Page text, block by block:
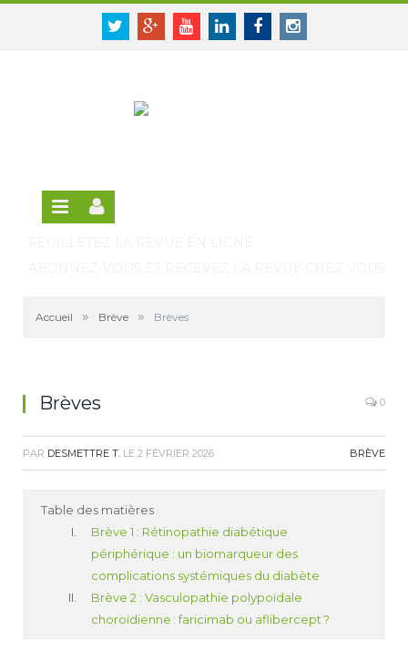
Panneau de gestion des cookies
TwitterGoogle+YoutubeLinkedinFacebookInstagram
SE CONNECTER
Accueil » Brève » Brèves
Brèves 0
PAR DESMETTRE T. LE 2 FÉVRIER 2026 BRÈVE
Table des matières
Brève 1 : Rétinopathie diabétique
périphérique : un biomarqueur des
complications systémiques du diabète
Brève 2 : Vasculopathie polypoïdale
choroïdienne : faricimab ou aflibercept ?